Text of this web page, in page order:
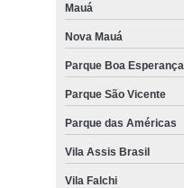
Mauá
Nova Mauá
Parque Boa Esperança
Parque São Vicente
Parque das Américas
Vila Assis Brasil
Vila Falchi